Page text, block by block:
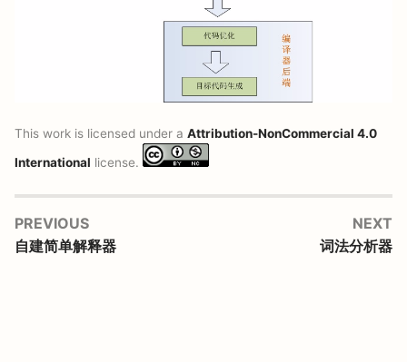
This work is licensed under a Attribution-NonCommercial 4.0
International license.
PREVIOUS
自建简单解释器
NEXT
词法分析器